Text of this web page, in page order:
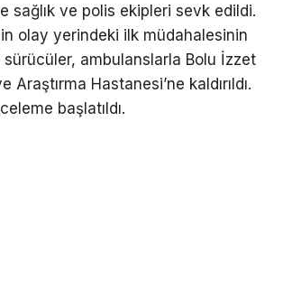
sağlık ve polis ekipleri sevk edildi.
olay yerindeki ilk müdahalesinin
sürücüler, ambulanslarla Bolu İzzet
Araştırma Hastanesi’ne kaldırıldı.
başlatıldı.